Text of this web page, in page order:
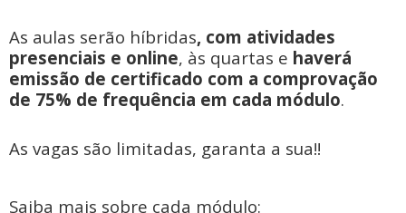
As aulas serão híbridas, com atividades
presenciais e online, às quartas e haverá
emissão de certificado com a comprovação
de 75% de frequência em cada módulo.
As vagas são limitadas, garanta a sua!!
Saiba mais sobre cada módulo: